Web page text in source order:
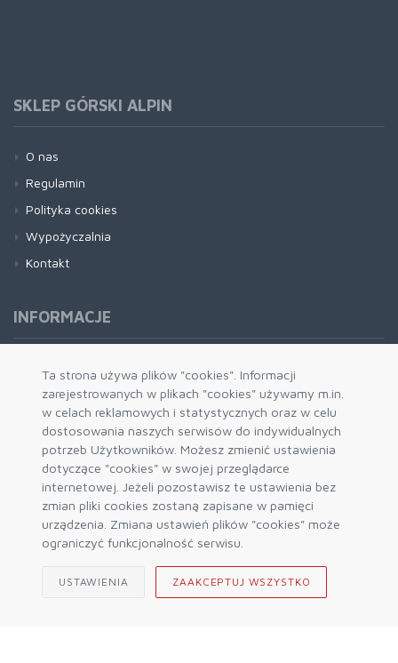
Ta strona używa plików "cookies". Informacji
zarejestrowanych w plikach "cookies" używamy m.in.
w celach reklamowych i statystycznych oraz w celu
dostosowania naszych serwisów do indywidualnych
potrzeb Użytkowników. Możesz zmienić ustawienia
dotyczące "cookies" w swojej przeglądarce
internetowej. Jeżeli pozostawisz te ustawienia bez
zmian pliki cookies zostaną zapisane w pamięci
urządzenia. Zmiana ustawień plików "cookies" może
ograniczyć funkcjonalność serwisu.
USTAWIENIA ZAAKCEPTUJ WSZYSTKO
SKLEP GÓRSKI ALPIN
O nas
Regulamin
Polityka cookies
Wypożyczalnia
Kontakt
INFORMACJE
Formy płatności
Dostawa i wysyłka
Zwrot i wymiana
System rabatowy
Kody rabatowe
Blog